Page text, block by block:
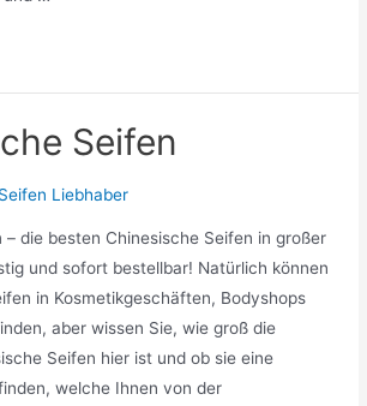
Seifen
Seifen Liebhaber
– die besten Chinesische Seifen in großer
und sofort bestellbar! Natürlich können
in Kosmetikgeschäften, Bodyshops
aber wissen Sie, wie groß die
Seifen hier ist und ob sie eine
welche Ihnen von der